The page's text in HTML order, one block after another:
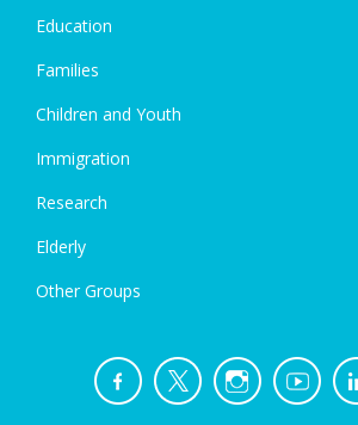
Education
Families
Children and Youth
Immigration
Research
Elderly
Other Groups